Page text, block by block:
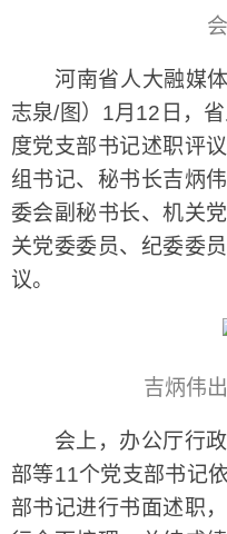
河南省人大融媒体
志泉/图）1月12日，
度党支部书记述职评
组书记、秘书长吉炳
委会副秘书长、机关
关党委委员、纪委委
议。
吉炳伟
会上，办公厅行政
部等11个党支部书记
部书记进行书面述职